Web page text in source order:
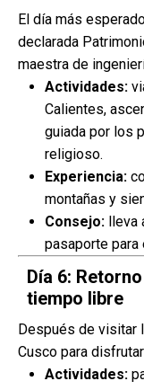
El día más
declarada
maestra de
Actividades:
Calientes,
guiada por los
religioso.
Experiencia:
montañas y
Consejo: lleva
pasaporte para
Día 6:
tiempo libre
Después de visitar
Cusco para
Actividades: